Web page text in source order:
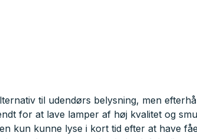
til udendørs belysning, men
for at lave lamper af høj kvalitet og
kun kunne lyse i kort tid efter at have